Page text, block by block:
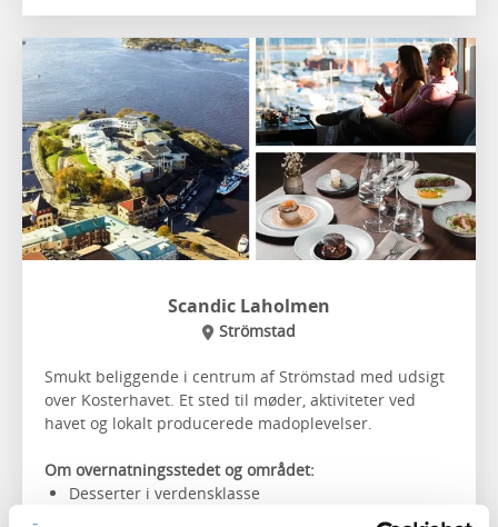
Scandic Laholmen
Strömstad
Smukt beliggende i centrum af Strömstad med udsigt
over Kosterhavet. Et sted til møder, aktiviteter ved
havet og lokalt producerede madoplevelser.
Om overnatningsstedet og området:
Desserter i verdensklasse